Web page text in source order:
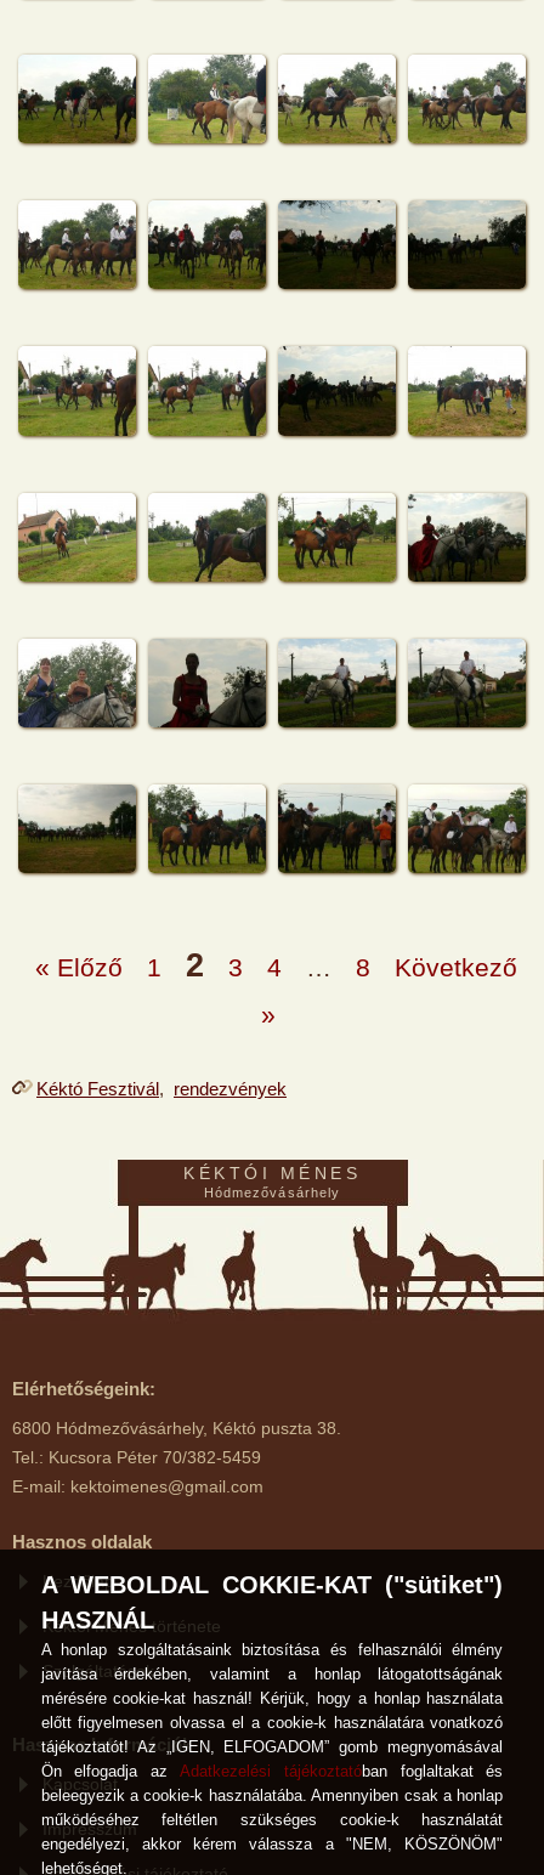
« Előző 1 2 3 4 … 8
Következő
»
Kéktó Fesztivál, rendezvények
KÉKTÓI MÉNES
Hódmezővásárhely
Elérhetőségeink:
6800 Hódmezővásárhely, Kéktó puszta 38.
Tel.: Kucsora Péter 70/382-5459
E-mail: kektoimenes@gmail.com
Hasznos oldalak
Kezdőlap
Kéktói Ménes története
Szolgáltatások
Hasznos Információk
Kapcsolat
Impresszum
A WEBOLDAL COKKIE-KAT ("sütiket")
HASZNÁL
A honlap szolgáltatásaink biztosítása és felhasználói élmény
javítása érdekében, valamint a honlap látogatottságának
mérésére cookie-kat használ! Kérjük, hogy a honlap használata
előtt figyelmesen olvassa el a cookie-k használatára vonatkozó
tájékoztatót! Az „IGEN, ELFOGADOM” gomb megnyomásával
Ön elfogadja az Adatkezelési tájékoztatóban foglaltakat és
beleegyezik a cookie-k használatába. Amennyiben csak a honlap
működéséhez feltétlen szükséges cookie-k használatát
engedélyezi, akkor kérem válassza a "NEM, KÖSZÖNÖM"
lehetőséget.